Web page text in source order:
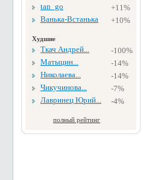
tan_go
+11%
Ванька-Встанька
+10%
Худшие
Ткач Андрей...
-100%
Матыцин...
-14%
Николаева...
-14%
Чикучинова...
-7%
Лавринец Юрий...
-4%
полный рейтинг